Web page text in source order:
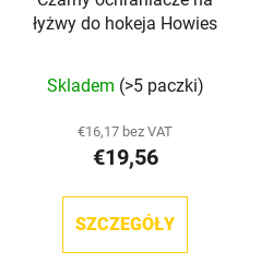
łyżwy do hokeja Howies
ocena
produktu
wynosi
na
Skladem (>5 paczki)
€16,17 bez VAT
€19,56
SZCZEGÓŁY